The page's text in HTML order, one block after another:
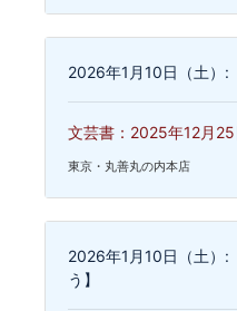
2026年1月10日（土）:
文芸書：2025年12月
東京・丸善丸の内本店
2026年1月10日（土）:
う】